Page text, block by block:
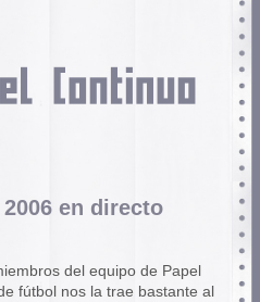
en directo
del equipo de Papel
fútbol nos la trae bastante al